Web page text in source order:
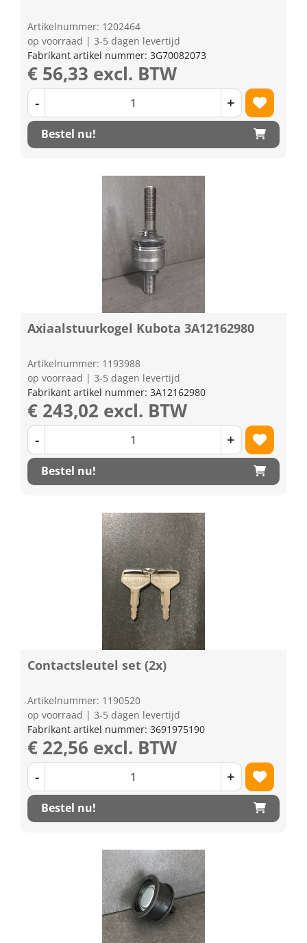
Artikelnummer: 1202464
op voorraad | 3-5 dagen levertijd
Fabrikant artikel nummer: 3G70082073
€ 56,33 excl. BTW
- +
Bestel nu!
Axiaalstuurkogel Kubota 3A12162980
Artikelnummer: 1193988
op voorraad | 3-5 dagen levertijd
Fabrikant artikel nummer: 3A12162980
€ 243,02 excl. BTW
- +
Bestel nu!
Contactsleutel set (2x)
Artikelnummer: 1190520
op voorraad | 3-5 dagen levertijd
Fabrikant artikel nummer: 3691975190
€ 22,56 excl. BTW
- +
Bestel nu!